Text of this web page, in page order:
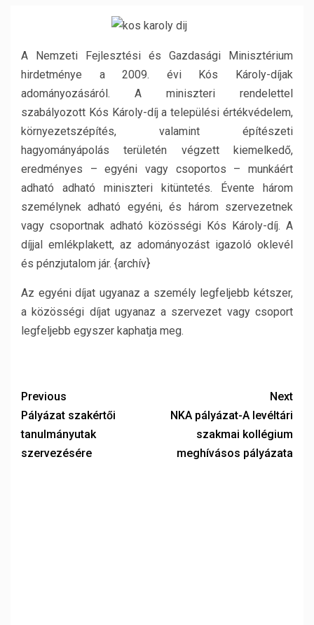
A Nemzeti Fejlesztési és Gazdasági Minisztérium
hirdetménye a 2009. évi Kós Károly-díjak
adományozásáról. A miniszteri rendelettel
szabályozott Kós Károly-díj a települési értékvédelem,
környezetszépítés, valamint építészeti
hagyományápolás területén végzett kiemelkedő,
eredményes – egyéni vagy csoportos – munkáért
adható adható miniszteri kitüntetés. Évente három
személynek adható egyéni, és három szervezetnek
vagy csoportnak adható közösségi Kós Károly-díj. A
díjjal emlékplakett, az adományozást igazoló oklevél
és pénzjutalom jár. {archív}
Az egyéni díjat ugyanaz a személy legfeljebb kétszer,
a közösségi díjat ugyanaz a szervezet vagy csoport
legfeljebb egyszer kaphatja meg.
Previous
Pályázat szakértői
tanulmányutak
szervezésére
Next
NKA pályázat-A levéltári
szakmai kollégium
meghívásos pályázata